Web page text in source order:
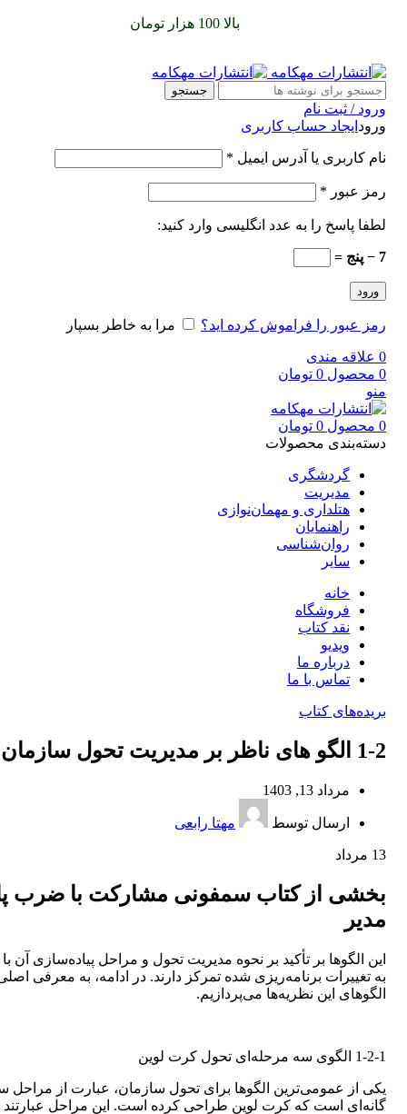
بالا 100 هزار تومان
جستجو
ورود / ثبت نام
ورود ایجاد حساب کاربری
نام کاربری یا آدرس ایمیل *
رمز عبور *
لطفا پاسخ را به عدد انگلیسی وارد کنید:
7 − پنج =
ورود
رمز عبور را فراموش کرده اید؟ مرا به خاطر بسپار
0 علاقه مندی
0 محصول 0 تومان
منو
0 محصول 0 تومان
دسته‌بندی محصولات
گردشگری
مدیریت
هتلداری و مهمان‌نوازی
راهنمایان
روان‌شناسی
سایر
خانه
فروشگاه
نقد کتاب
ویدیو
درباره‌ ما
تماس با ما
بریده‌های کتاب
1-2 الگو های ناظر بر مدیریت تحول سازمان
مرداد 13, 1403
ارسال توسط مهتا رابعی
13 مرداد
بخشی از کتاب سمفونی مشارکت با ضرب
مدیر
این الگوها بر تأکید بر نحوه مدیریت تحول و مراحل پیاده‌سازی آن
به تغییرات برنامه‌ریزی شده تمرکز دارند. در ادامه، به معرفی
الگوهای این نظریه‌ها می‌پردازیم.
1-2-1 الگوی سه مرحله‌ای تحول کرت لوین
یکی از عمومی‌ترین الگوها برای تحول سازمان، عبارت از مراحل
گانه‌ای است که کرت لوین طراحی کرده است. این مراحل عبارتند